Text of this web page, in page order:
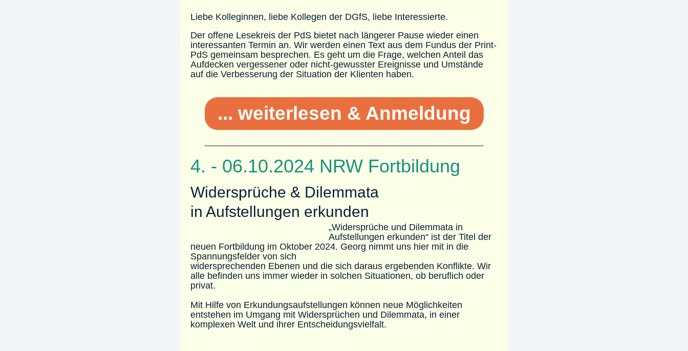
Liebe Kolleginnen, liebe Kollegen der DGfS, liebe Interessierte.
Der offene Lesekreis der PdS bietet nach längerer Pause wieder einen
interessanten Termin an. Wir werden einen Text aus dem Fundus der Print-
PdS gemeinsam besprechen. Es geht um die Frage, welchen Anteil das
Aufdecken vergessener oder nicht-gewusster Ereignisse und Umstände
auf die Verbesserung der Situation der Klienten haben.
... weiterlesen & Anmeldung
4. - 06.10.2024 NRW Fortbildung
Widersprüche & Dilemmata
in Aufstellungen erkunden
„Widersprüche und Dilemmata in
Aufstellungen erkunden“ ist der Titel der
neuen Fortbildung im Oktober 2024. Georg nimmt uns hier mit in die
Spannungsfelder von sich
widersprechenden Ebenen und die sich daraus ergebenden Konflikte. Wir
alle befinden uns immer wieder in solchen Situationen, ob beruflich oder
privat.
Mit Hilfe von Erkundungsaufstellungen können neue Möglichkeiten
entstehen im Umgang mit Widersprüchen und Dilemmata, in einer
komplexen Welt und ihrer Entscheidungsvielfalt.